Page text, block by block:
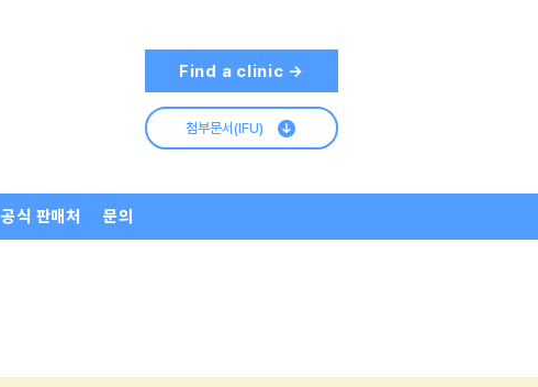
Find a clinic →
첨부문서(IFU)
공식 판매처 문의